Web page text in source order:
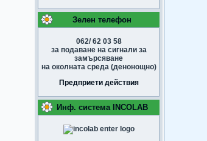
Зелен телефон
062/ 62 03 58
за подаване на сигнали за
замърсяване
на околната среда (денонощно)
Предприети действия
Инф. система INCOLAB